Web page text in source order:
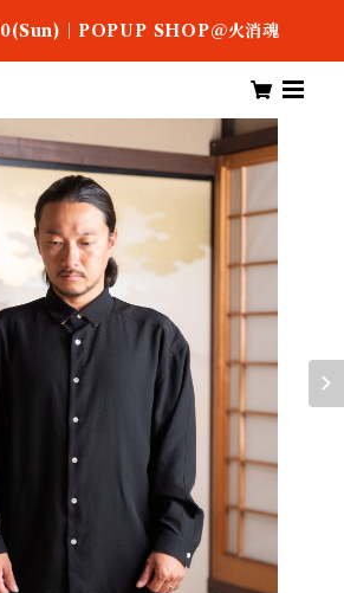
｜POPUP SHOP＠火消魂